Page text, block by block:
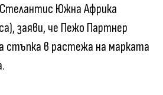
Стелантис Южна Африка
заяви, че Пежо Партнер
стъпка в растежа на марката